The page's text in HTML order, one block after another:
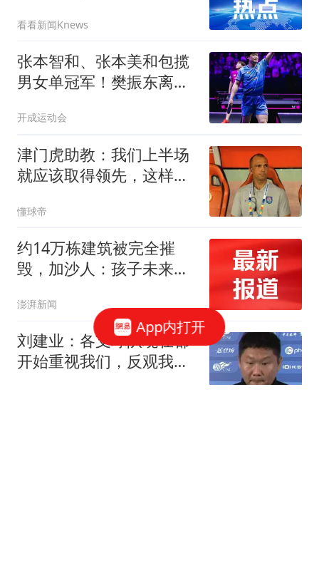
看看新闻Knews
张本智和、张本美和包揽
男女单冠军！樊振东离开
面？国乒男队无缘八强，
王楚钦退赛
开成运动会
津门虎助教：我们上半场
就应该取得领先，这样的
懂球帝
约14万栋建筑被完全摧
毁，加沙人：孩子未来已
澎湃新闻
刘建业：各支球队现在都
开始重视我们，反观我们
App内打开